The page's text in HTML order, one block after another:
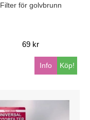
Filter för golvbrunn
69 kr
Köp!
Info